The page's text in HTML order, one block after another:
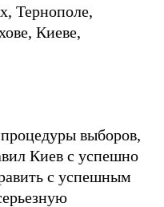
Тернополе,
Киеве,
выборов,
Киев с успешно
с успешным